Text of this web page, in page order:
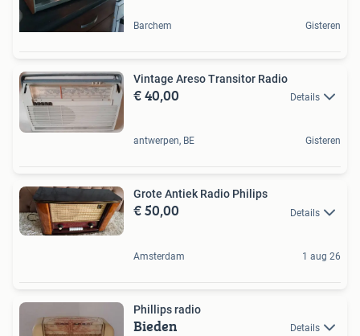
Barchem Gisteren
Vintage Areso Transitor Radio
€ 40,00 Details
antwerpen, BE Gisteren
Grote Antiek Radio Philips
€ 50,00 Details
Amsterdam 1 aug 26
Phillips radio
Bieden Details